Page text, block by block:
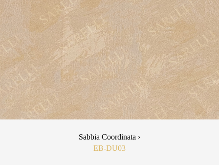
Sabbia Coordinata ›
EB-DU03